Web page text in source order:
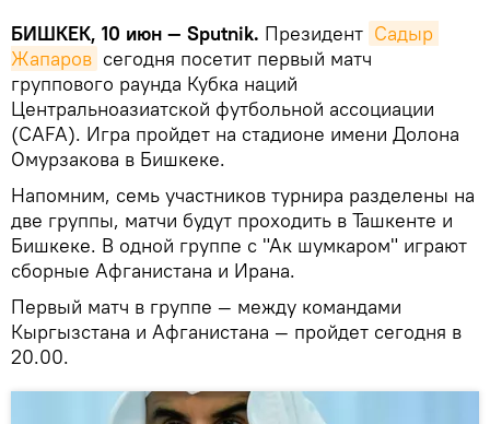
БИШКЕК, 10 июн — Sputnik. Президент Садыр
Жапаров сегодня посетит первый матч
группового раунда Кубка наций
Центральноазиатской футбольной ассоциации
(САFA). Игра пройдет на стадионе имени Долона
Омурзакова в Бишкеке.
Напомним, семь участников турнира разделены на
две группы, матчи будут проходить в Ташкенте и
Бишкеке. В одной группе с "Ак шумкаром" играют
сборные Афганистана и Ирана.
Первый матч в группе — между командами
Кыргызстана и Афганистана — пройдет сегодня в
20.00.